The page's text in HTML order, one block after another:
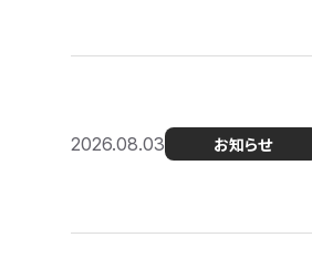
2026.08.03 お知らせ